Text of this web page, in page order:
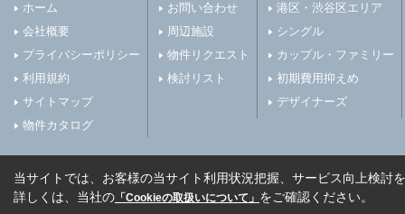
ホーム
会社概要
プライバシーポリシー
利用規約
サイトマップ
物件カタログ
お問い合わせ
周辺施設
物件リクエスト
検討リスト
港区・渋谷区エリア
シングル
カップル・ファミリー
初期費用抑えめ
デザイナーズ
当サイトでは、お客様の当サイト利用状況把握、サービス向上検討
詳しくは、当社の 「Cookieの取扱いについて」 をご確認ください。